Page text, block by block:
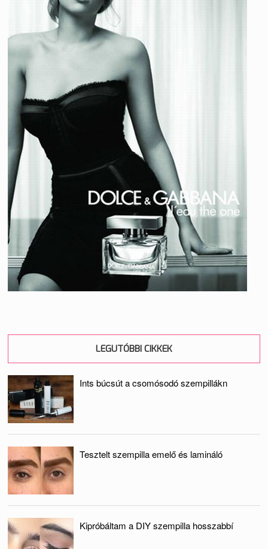
LEGUTÓBBI CIKKEK
Ints búcsút a csomósodó szempillákn
Tesztelt szempilla emelő és lamináló
Kipróbáltam a DIY szempilla hosszabbí